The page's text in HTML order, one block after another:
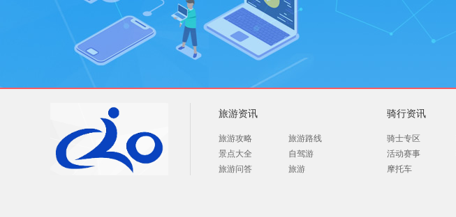
旅游资讯
旅游攻略
旅游路线
景点大全
自驾游
旅游问答
旅游
骑行资讯
骑士专区
活动赛事
摩托车